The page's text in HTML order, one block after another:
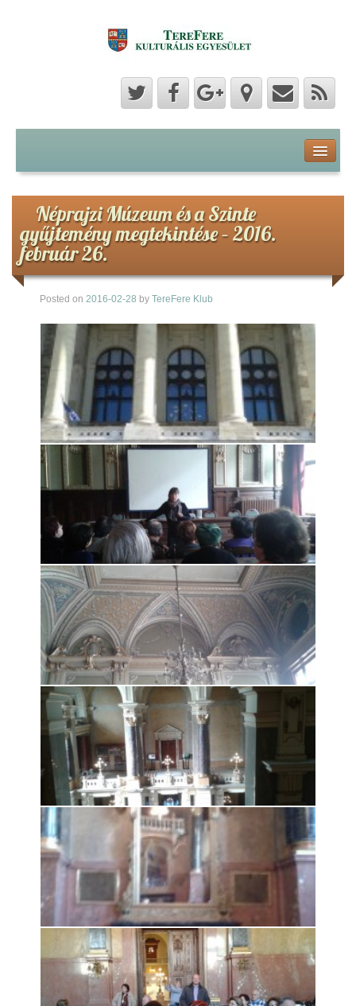
Hozzászólások
Hírek
Képek
Videók
Rólunk
Kapcsolat
Néprajzi Múzeum és a Szinte
gyűjtemény megtekintése – 2016.
február 26.
Posted on 2016-02-28 by TereFere Klub